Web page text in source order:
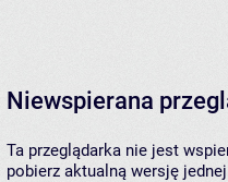
Niewspierana
Ta przeglądarka nie jest
pobierz aktualną wersję